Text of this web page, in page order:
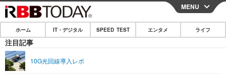
CLOSE
ホーム
IT・デジタル
MENU
ホーム IT・デジタル SPEED TEST エンタメ ライフ
注目記事
10G光回線導入レポ